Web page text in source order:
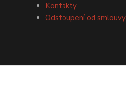
Kontakty
Odstoupení od smlouvy